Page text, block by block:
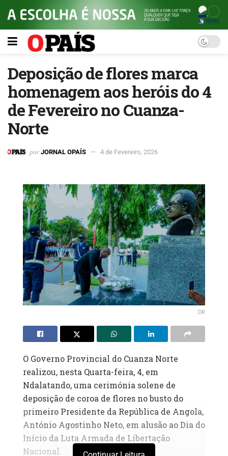
Deposição de flores marca
homenagem aos heróis do 4
de Fevereiro no Cuanza-
Norte
por JORNAL OPAÍS 4 de Fevereiro, 2026
DR
O Governo Provincial do Cuanza Norte
realizou, nesta Quarta-feira, 4, em
Ndalatando, uma cerimónia solene de
deposição de coroa de flores no busto do
primeiro Presidente da República de Angola,
António Agostinho Neto, em alusão ao Dia do
Início da Luta Armada de Libertação
Nacional.